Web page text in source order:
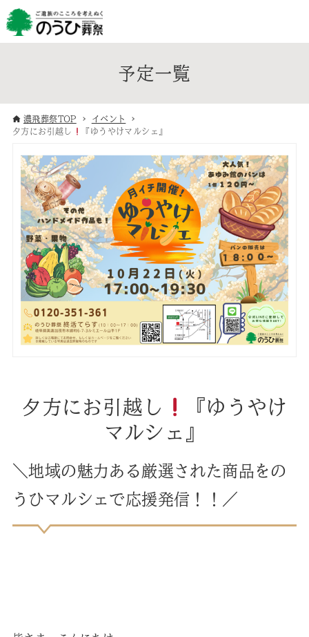
予定一覧
濃飛葬祭TOP
イベント
夕方にお引越し
『ゆうやけマルシェ』
夕方にお引越し
『ゆうやけ
マルシェ』
＼地域の魅力ある厳選された商品をの
うひマルシェで応援発信！！／